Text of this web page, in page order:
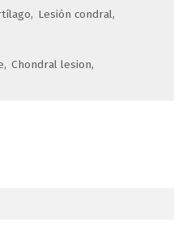
Lesión condral
Chondral lesion